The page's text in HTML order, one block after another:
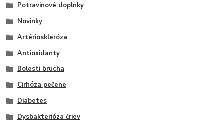
Potravinové doplnky
Novinky
Artérioskleróza
Antioxidanty
Bolesti brucha
Cirhóza pečene
Diabetes
Dysbakterióza čriev